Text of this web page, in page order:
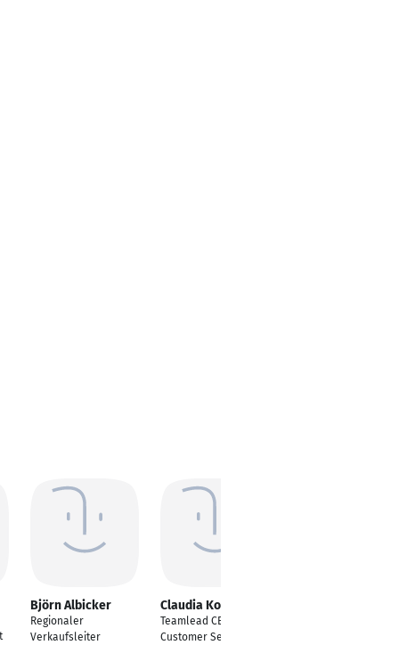
Björn Albicker
Regionaler
Verkaufsleiter
Claudia Kolb
Teamlead CE B2B
Customer Service